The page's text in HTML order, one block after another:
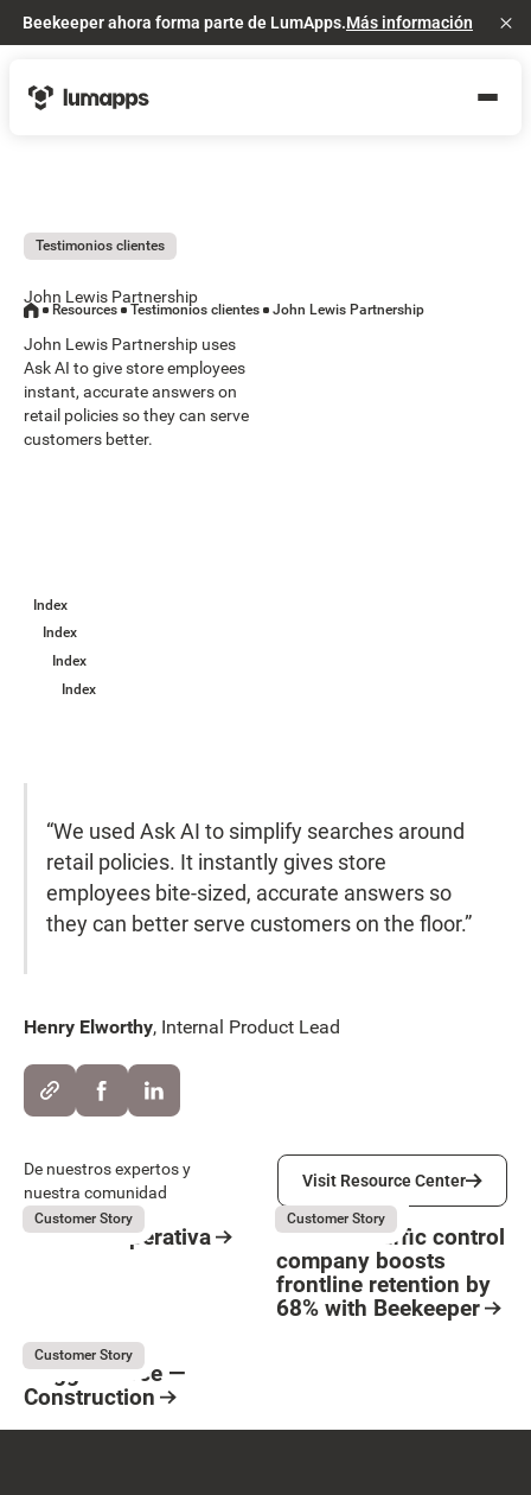
Beekeeper ahora forma parte de LumApps.Más información
Testimonios clientes
John Lewis Partnership
John Lewis Partnership uses
Ask AI to give store employees
instant, accurate answers on
retail policies so they can serve
customers better.
Resources Testimonios clientes John Lewis Partnership
Index
Index
Index
Index
“We used Ask AI to simplify searches around
retail policies. It instantly gives store
employees bite-sized, accurate answers so
they can better serve customers on the floor.”
Henry Elworthy, Internal Product Lead
De nuestros expertos y
nuestra comunidad
Visit Resource Center
Visit Resource Center
July 31, 2026
Customer Story
Suara Cooperativa
Suara Cooperativa
July 31, 2026
Customer Story
Flagger Force
How the traffic control
company boosts
frontline retention by
68% with Beekeeper
July 31, 2026
Customer Story
Flagger Force
Flagger Force —
Construction